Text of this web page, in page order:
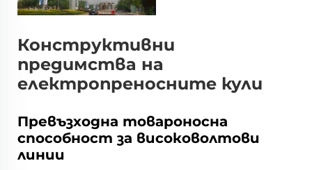
Конструктивни
предимства на
електропреносните кули
Превъзходна товароносна
способност за високоволтови
линии